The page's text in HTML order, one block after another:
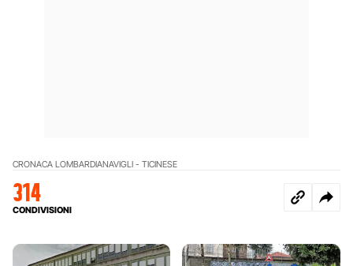
CRONACA LOMBARDIANAVIGLI - TICINESE
314
CONDIVISIONI